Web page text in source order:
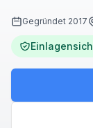
Gegründet 2017